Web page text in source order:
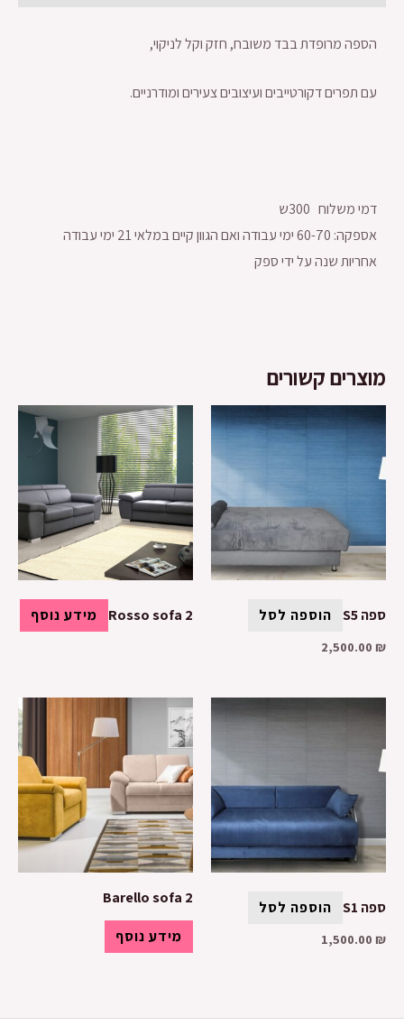
הספה מרופדת בבד משובח, חזק וקל לניקוי,
עם תפרים דקורטייבים ועיצובים צעירים ומודרניים.
דמי משלוח 300ש
אספקה: 60-70 ימי עבודה ואם הגוון קיים במלאי 21 ימי עבודה
אחריות שנה על ידי ספק
מוצרים קשורים
ספה S5 הוספה לסל
2,500.00 ₪
Rosso sofa 2 מידע נוסף
ספה S1 הוספה לסל
1,500.00 ₪
Barello sofa 2
מידע נוסף